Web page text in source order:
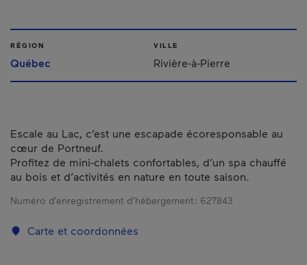
RÉGION
Québec
VILLE
Rivière-à-Pierre
Escale au Lac, c’est une escapade écoresponsable au
cœur de Portneuf.
Profitez de mini-chalets confortables, d’un spa chauffé
au bois et d’activités en nature en toute saison.
Numéro d’enregistrement d’hébergement : 627843
Carte et coordonnées